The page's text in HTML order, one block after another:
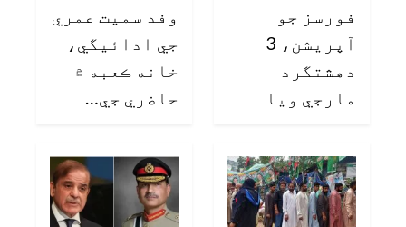
فورسز جو
آپريشن، 3
دهشتگرد
مارجي ويا
وفد سميت عمري
جي ادائيگي،
خانه ڪعبه ۾
حاضري جي…